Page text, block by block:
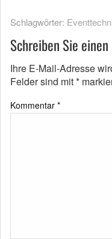
Schlagwörter:
Schreiben Sie
Ihre E-Mail-Adresse
Felder sind mit*
Kommentar *